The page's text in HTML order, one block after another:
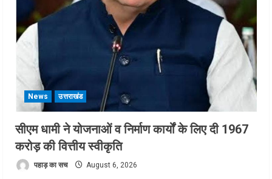
News उत्तराखंड
सीएम धामी ने योजनाओं व निर्माण कार्यों के लिए दी 1967
करोड़ की वित्तीय स्वीकृति
पहाड़ का सच August 6, 2026